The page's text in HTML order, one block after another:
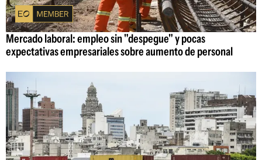
Mercado laboral: empleo sin "despegue" y pocas
expectativas empresariales sobre aumento de personal